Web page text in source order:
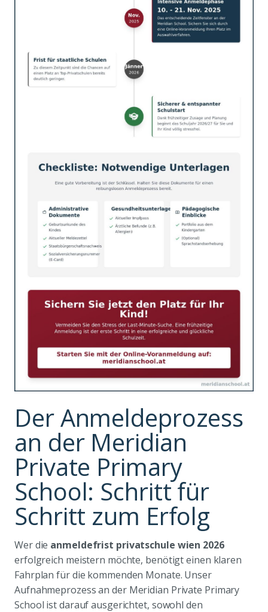
Der Anmeldeprozess
an der Meridian
Private Primary
School: Schritt für
Schritt zum Erfolg
Wer die anmeldefrist privatschule wien 2026
erfolgreich meistern möchte, benötigt einen klaren
Fahrplan für die kommenden Monate. Unser
Aufnahmeprozess an der Meridian Private Primary
School ist darauf ausgerichtet, sowohl den